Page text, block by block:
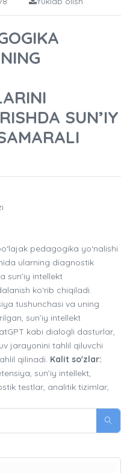
SUN’IY
pedagogika yo‘nalishi
ularning diagnostik
sun’iy intellekt
ko‘rib chiqiladi.
tushunchasi va uning
sun’iy intellekt
kabi dialogli dasturlar,
jarayonini tahlil qiluvchi
qilinadi. Kalit so'zlar:
sun’iy intellekt,
testlar, analitik tizimlar,